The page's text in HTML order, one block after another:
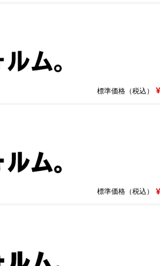
標準価格（税込）
標準価格（税込）